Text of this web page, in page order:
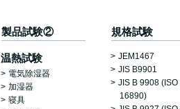
製品試験②
温熱試験
電気除湿器
加湿器
寝具
規格試験
JEM1467
JIS B9901
JIS B 9908 (ISO
16890)